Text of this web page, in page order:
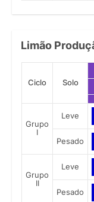
Limão
Ciclo Solo
Grupo
I
Leve
Pesado
Grupo
II
Leve
Pesado